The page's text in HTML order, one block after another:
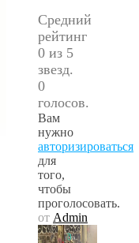
Средний
рейтинг
0 из 5
звезд.
0
голосов.
Вам
нужно
авторизироваться
для
того,
чтобы
проголосовать.
от Admin